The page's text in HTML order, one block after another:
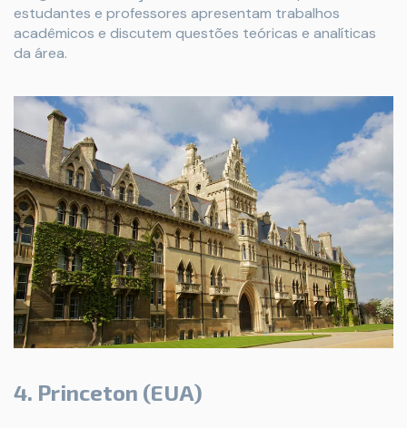
estudantes e professores apresentam trabalhos
acadêmicos e discutem questões teóricas e analíticas
da área.
4. Princeton (EUA)